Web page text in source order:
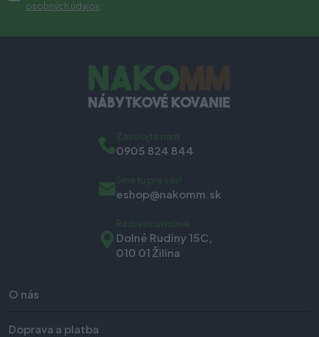
osobných údajov.
O nás
Doprava a platba
Zavolajte nám
0905 824 844
Sme tu pre vás!
eshop@nakomm.sk
Radi vás uvidíme
Dolné Rudiny 15C,
010 01 Žilina